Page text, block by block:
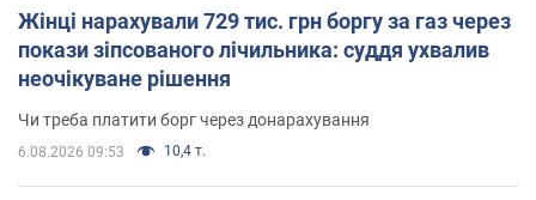
Жінці нарахували 729 тис. грн боргу за газ через
покази зіпсованого лічильника: суддя ухвалив
неочікуване рішення
Чи треба платити борг через донарахування
6.08.2026 09:53 10,4 т.